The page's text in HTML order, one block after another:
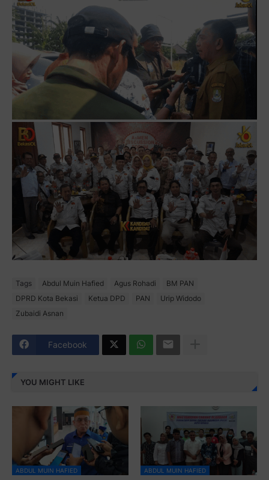
Tags Abdul Muin Hafied Agus Rohadi
BM PAN
DPRD Kota Bekasi
Ketua DPD PAN
Urip Widodo
Zubaidi Asnan
Facebook
YOU MIGHT LIKE
ABDUL MUIN HAFIED ABDUL MUIN HAFIED